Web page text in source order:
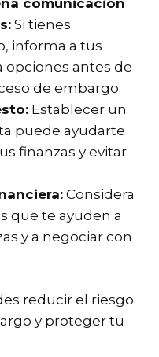
comunicación
Si tienes
informa a tus
opciones antes de
de embargo.
Establecer un
puede ayudarte
finanzas y evitar
Considera
que te ayuden a
y a negociar con
reducir el riesgo
y proteger tu